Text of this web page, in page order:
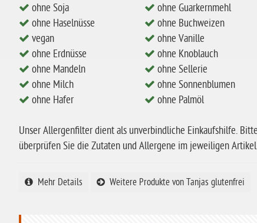
ohne Soja
ohne Haselnüsse
vegan
ohne Erdnüsse
ohne Mandeln
ohne Milch
ohne Hafer
ohne Guarkernmehl
ohne Buchweizen
ohne Vanille
ohne Knoblauch
ohne Sellerie
ohne Sonnenblumen
ohne Palmöl
Unser Allergenfilter dient als unverbindliche Einkaufshilfe.
überprüfen Sie die Zutaten und Allergene im jeweiligen
Mehr Details Weitere Produkte von Tanjas glutenfrei